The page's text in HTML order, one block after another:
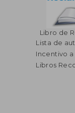
Libro de
Lista de
Incentivo a
Libros